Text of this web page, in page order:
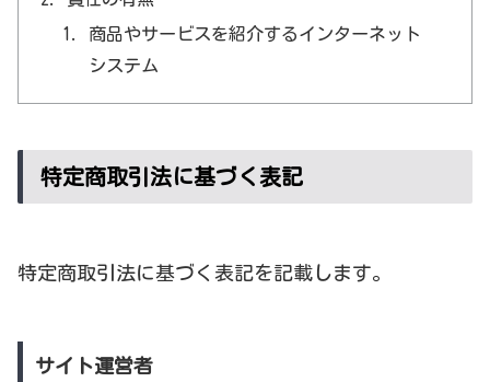
商品やサービスを紹介するインターネット
システム
特定商取引法に基づく表記
特定商取引法に基づく表記を記載します。
サイト運営者